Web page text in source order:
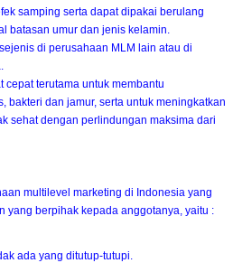
samping serta dapat dipakai berulang
batasan umur dan jenis kelamin.
di perusahaan MLM lain atau di
cepat terutama untuk membantu
dan jamur, serta untuk meningkatkan
sehat dengan perlindungan maksima dari
multilevel marketing di Indonesia yang
yang berpihak kepada anggotanya, yaitu :
ada yang ditutup-tutupi.